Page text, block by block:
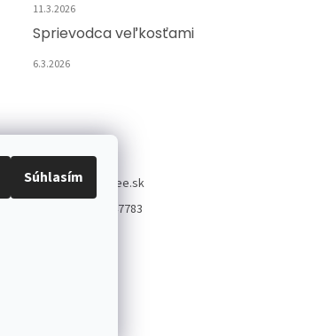
Súhlasím
11.3.2026
Sprievodca veľkosťami
6.3.2026
info@
martee.sk
+421 907947783